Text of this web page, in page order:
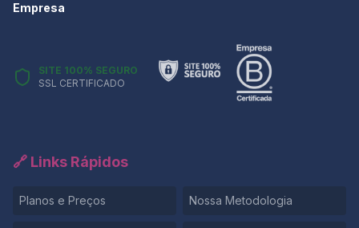
Empresa
SITE 100% SEGURO
SSL CERTIFICADO
🔗 Links Rápidos
Planos e Preços Nossa Metodologia